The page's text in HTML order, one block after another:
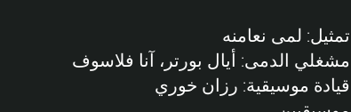
تمثيل: لمى نعامنه
مشغلي الدمى: أيال بورتر، آنا فلاسوف
قيادة موسيقية: رزان خوري